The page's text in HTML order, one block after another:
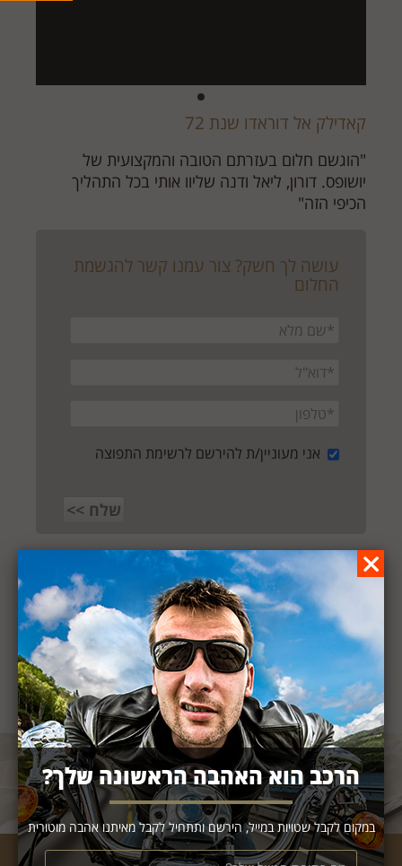
קאדילק אל דוראדו שנת 72
"הוגשם חלום בעזרתם הטובה והמקצועית של
יושופס. דורון, ליאל ודנה שליוו אותי בכל התהליך
הכיפי הזה"
עושה לך חשק? צור עמנו קשר להגשמת
החלום
אני מעוניין/ת להירשם לרשימת התפוצה
חזרה לכל החלומות
הרכב הוא האהבה הראשונה שלך?
במקום לקבל שטויות במייל, הירשם ותתחיל לקבל מאיתנו אהבה מוטורית